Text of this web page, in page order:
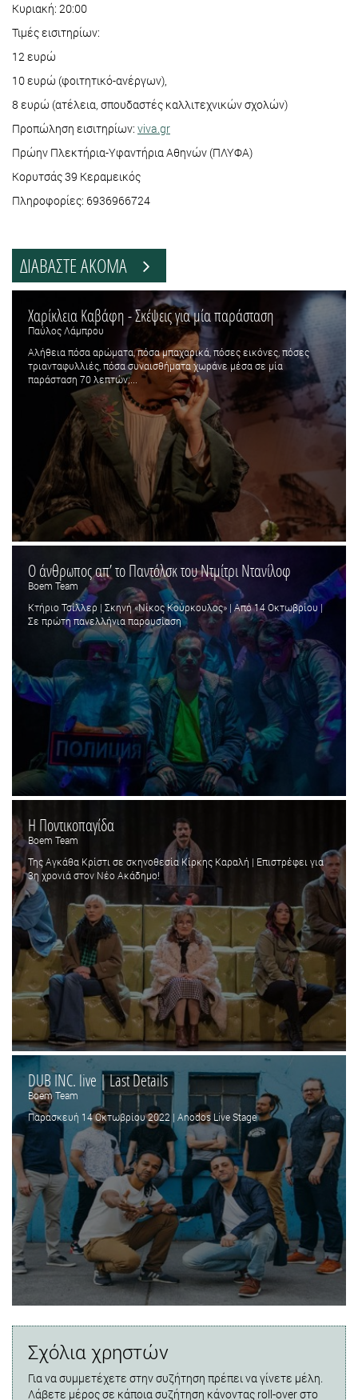
Κυριακή: 20:00
Τιμές εισιτηρίων:
12 ευρώ
10 ευρώ (φοιτητικό-ανέργων),
8 ευρώ (ατέλεια, σπουδαστές καλλιτεχνικών σχολών)
Προπώληση εισιτηρίων: viva.gr
Πρώην Πλεκτήρια-Υφαντήρια Αθηνών (ΠΛΥΦΑ)
Κορυτσάς 39 Κεραμεικός
Πληροφορίες: 6936966724
ΔΙΑΒΑΣΤΕ ΑΚΟΜΑ
Χαρίκλεια Καβάφη - Σκέψεις για μία παράσταση
Παύλος Λάμπρου
Αλήθεια πόσα αρώματα, πόσα μπαχαρικά, πόσες εικόνες, πόσες
τριανταφυλλιές, πόσα συναισθήματα χωράνε μέσα σε μία
παράσταση 70 λεπτών;...
Ο άνθρωπος απ’ το Παντόλσκ του Ντμίτρι Ντανίλοφ
Boem Team
Κτήριο Τσίλλερ | Σκηνή «Νίκος Κούρκουλος» | Από 14 Οκτωβρίου |
Σε πρώτη πανελλήνια παρουσίαση
Η Ποντικοπαγίδα
Boem Team
Της Αγκάθα Κρίστι σε σκηνοθεσία Κίρκης Καραλή | Επιστρέφει για
3η χρονιά στον Νέο Ακάδημο!
DUB INC. live | Last Details
Boem Team
Παρασκευή 14 Οκτωβρίου 2022 | Anodos Live Stage
Σχόλια χρηστών
Για να συμμετέχετε στην συζήτηση πρέπει να γίνετε μέλη.
Λάβετε μέρος σε κάποια συζήτηση κάνοντας roll-over στο